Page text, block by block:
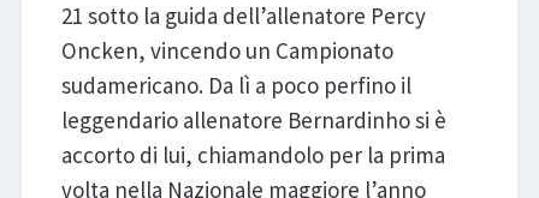
21 sotto la guida dell’allenatore Percy
Oncken, vincendo un Campionato
sudamericano. Da lì a poco perfino il
leggendario allenatore Bernardinho si è
accorto di lui, chiamandolo per la prima
volta nella Nazionale maggiore l’anno